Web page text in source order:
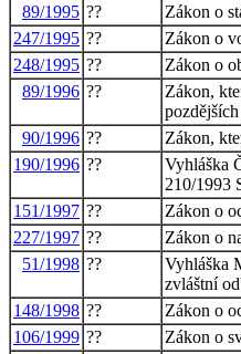
89/1995 ??
Zákon o
247/1995 ??
Zákon o
248/1995 ??
Zákon o
89/1996 ??
Zákon,
90/1996 ??
Zákon,
190/1996 ??
Vyhláška
210/1993
151/1997 ??
Zákon o
227/1997 ??
Zákon o
51/1998 ??
Vyhláška
zvláštní
148/1998 ??
Zákon o
106/1999 ??
Zákon o